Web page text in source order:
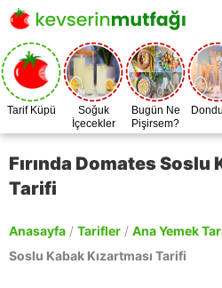
Tarif Küpü
Soğuk
İçecekler
Bugün Ne
Pişirsem?
Fırında Domates Soslu
Tarifi
Anasayfa / Tarifler / Ana Yemek
Soslu Kabak Kızartması Tarifi